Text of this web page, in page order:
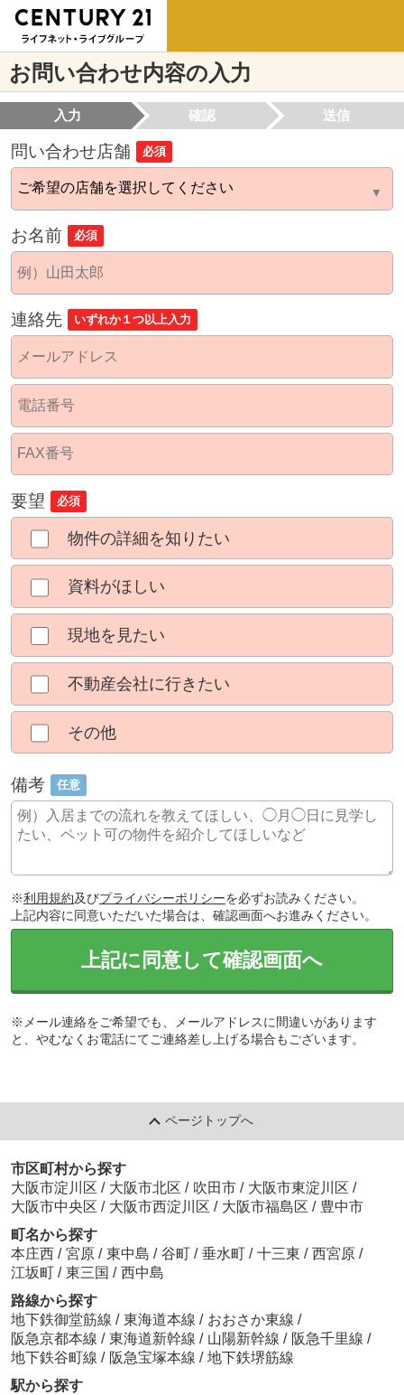
お問い合わせ内容の入力
入力 確認 送信
問い合わせ店舗 必須
お名前 必須
連絡先 いずれか１つ以上入力
要望 必須
物件の詳細を知りたい
資料がほしい
現地を見たい
不動産会社に行きたい
その他
備考 任意
※利用規約及びプライバシーポリシーを必ずお読みください。
上記内容に同意いただいた場合は、確認画面へお進みください。
上記に同意して確認画面へ
※メール連絡をご希望でも、メールアドレスに間違いがあります
と、やむなくお電話にてご連絡差し上げる場合もございます。
ページトップへ
市区町村から探す
大阪市淀川区 / 大阪市北区 / 吹田市 / 大阪市東淀川区 /
大阪市中央区 / 大阪市西淀川区 / 大阪市福島区 / 豊中市
町名から探す
本庄西 / 宮原 / 東中島 / 谷町 / 垂水町 / 十三東 / 西宮原 /
江坂町 / 東三国 / 西中島
路線から探す
地下鉄御堂筋線 / 東海道本線 / おおさか東線 /
阪急京都本線 / 東海道新幹線 / 山陽新幹線 / 阪急千里線 /
地下鉄谷町線 / 阪急宝塚本線 / 地下鉄堺筋線
駅から探す